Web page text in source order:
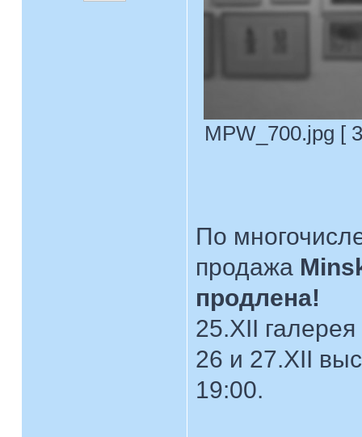
MPW_700.jpg [
По
продажа
продлена!
25.XII
26 и 27.XII
19:00.